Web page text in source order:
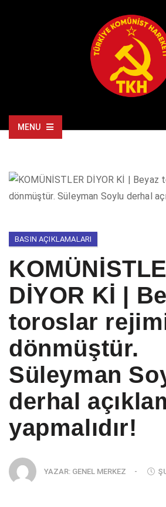
MENU
BASIN AÇIKLAMALARI
DİYOR Kİ |
toroslar
dönmüştür.
Süleyman
derhal
yapmalıdır!
YAZAR: GENEL MERKEZ -